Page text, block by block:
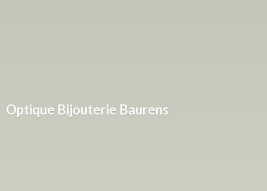
Optique Bijouterie Baurens